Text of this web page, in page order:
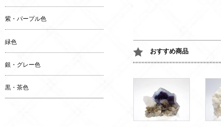
おすすめ商品
紫・パープル色
緑色
銀・グレー色
黒・茶色